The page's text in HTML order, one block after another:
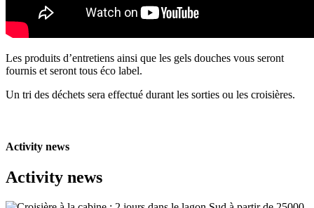
Les produits d’entretiens ainsi que les gels douches vous seront
fournis et seront tous éco label.
Un tri des déchets sera effectué durant les sorties ou les croisières.
Activity news
Activity news